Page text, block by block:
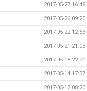
2017-05-27 16:48
2017-05-26 09:20
2017-05-22 12:53
2017-05-21 21:03
2017-05-18 22:20
2017-05-14 17:37
2017-05-12 08:20